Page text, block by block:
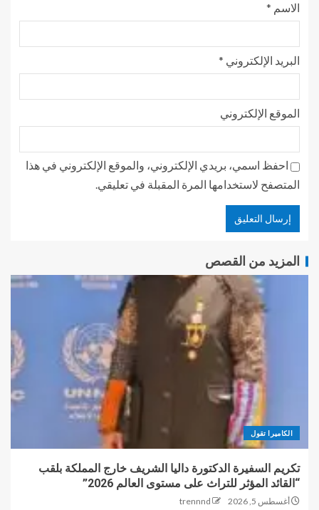
الاسم *
البريد الإلكتروني *
الموقع الإلكتروني
احفظ اسمي، بريدي الإلكتروني، والموقع الإلكتروني في هذا
المتصفح لاستخدامها المرة المقبلة في تعليقي.
المزيد من القصص
الكاميرا تقول
تكريم السفيرة الدكتورة داليا الشريف خارج المملكة بلقب
“القائد المؤثر للتراث على مستوى العالم 2026”
أغسطس 5, 2026 trennnd